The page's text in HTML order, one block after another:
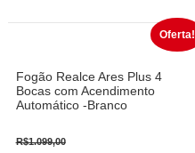
Oferta!
Fogão Realce Ares Plus 4
Bocas com Acendimento
Automático -Branco
R$1.099,00